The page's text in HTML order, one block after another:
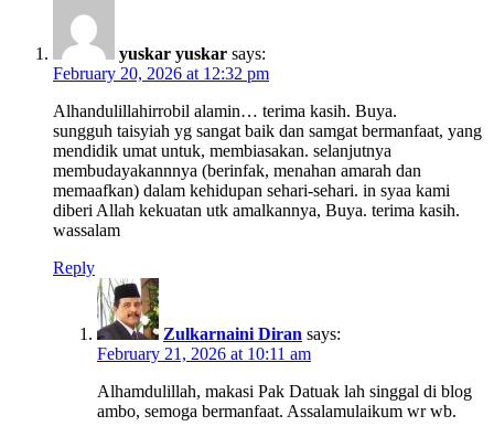
yuskar yuskar says:
February 20, 2026 at 12:32 pm
Alhandulillahirrobil alamin… terima kasih. Buya.
sungguh taisyiah yg sangat baik dan samgat bermanfaat, yang
mendidik umat untuk, membiasakan. selanjutnya
membudayakannnya (berinfak, menahan amarah dan
memaafkan) dalam kehidupan sehari-sehari. in syaa kami
diberi Allah kekuatan utk amalkannya, Buya. terima kasih.
wassalam
Reply
Zulkarnaini Diran says:
February 21, 2026 at 10:11 am
Alhamdulillah, makasi Pak Datuak lah singgal di blog
ambo, semoga bermanfaat. Assalamulaikum wr wb.